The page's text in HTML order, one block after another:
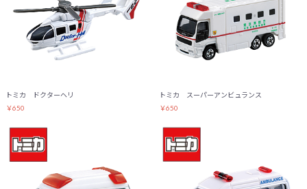
トミカ ドクターヘリ
￥650
トミカ スーパーアンビュランス
￥650